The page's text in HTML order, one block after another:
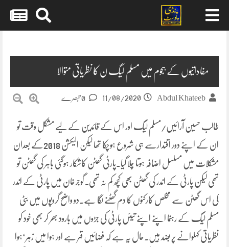
مفاداتیوں کے ہجوم میں مسلم لیگ ن کا نظریاتی متوالا
Abdul Khateeb
11/08/2020
طالب حسین آرائیں/مسلم لیگ اور اس کے قائدین کے لیے مشکل وقت تو
ان کے اپنے دور اقتدارسے ہی شروع ہوچکا تھا لیکن الیکشن 2018کے بعدان
مشکلات میں مسلسل اضافہ ہوتا چلا گیا۔پارٹی گھٹن کاشکار ہوگئی باہر کی گھٹن تو
تھی لیکن پارٹی کے اندر کی گھٹن بھی کچھ کم نہ تھی۔گوجرخان میں پارٹی کے اندر
کی اس گھٹن سے مخلص کارکنوں کا دم گھٹنے لگا ہے۔دو واضح گروپوں میں بٹی
مسلم لیگ کے رہنما اپنے اپنے تیئں پارٹی کی جڑوں میں بارود بھر کر بھی خود کو
نظریاتی کہلوانے پر بضد ہیں۔حال یہ ہے کہ فضائیں قہر ہے اور ہوا میں زہر‘ہوا